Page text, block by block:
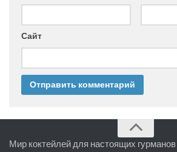
Сайт
Мир коктейлей для настоящих гурманов